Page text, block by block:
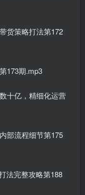
货策略打法第172
173期.mp3
十亿，精细化运营
部流程细节第175
法完整攻略第188